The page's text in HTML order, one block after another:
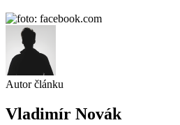
Autor článku
Vladimír Novák